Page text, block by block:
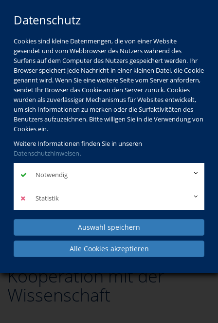
Datenschutz
Cookies sind kleine Datenmengen, die von einer Website
gesendet und vom Webbrowser des Nutzers während des
Surfens auf dem Computer des Nutzers gespeichert werden. Ihr
Browser speichert jede Nachricht in einer kleinen Datei, die Cookie
genannt wird. Wenn Sie eine weitere Seite vom Server anfordern,
sendet Ihr Browser das Cookie an den Server zurück. Cookies
wurden als zuverlässiger Mechanismus für Websites entwickelt,
um sich Informationen zu merken oder die Surfaktivitäten des
Benutzers aufzuzeichnen. Bitte willigen Sie in die Verwendung von
Cookies ein.
Weitere Informationen finden Sie in unseren
Datenschutzhinweisen.
Notwendig
Statistik
Auswahl speichern
Alle Cookies akzeptieren
LOGIN MENÜ
Programm
Weiterbildung und Beruf
Kooperation mit der Wissenschaft
Kooperation mit der
Wissenschaft